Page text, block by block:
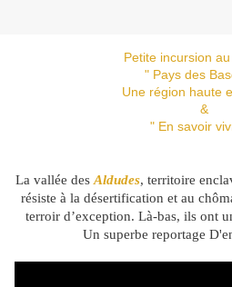
Petite incursion
" Pays des
Une région haute
&
" En savoir
La vallée des Aldudes, territoire
résiste à la désertification et au
terroir d’exception. Là-bas, ils ont
Un superbe reportage